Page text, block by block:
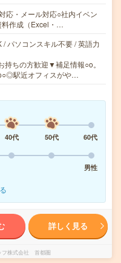
応・メール対応○社内イベン
料作成（Excel・…
パソコンスキル不要 / 英語力
持ちの方歓迎▼補足情報○o。
駅近オフィスがや…
40代 50代
60代
男性
詳しく見る
フ株式会社 首都圏